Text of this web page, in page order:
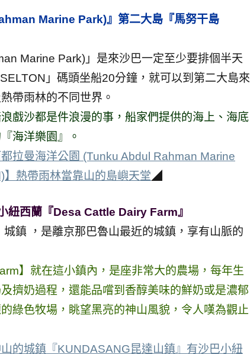
Marine Park)』第二大島『馬努干島
Marine Park)」是來沙巴一定至少要排個半天
」碼頭坐船20分鐘，就可以到第二大島來
帶雨林的不同世界。
戲沙都是件浪漫的事，船家們提供的海上、海底
海洋樂園』。
拉曼海洋公園 (Tunku Abdul Rahman Marine
熱帶雨林當靠山的島嶼天堂◢
西蘭『Desa Cattle Dairy Farm』
鎮 ，是離京那巴魯山最近的城鎮，享有山脈的
】就在這小鎮內，是座非常大的農場，每年生
擠奶過程，還能品嚐到香醇美味的鮮奶或是濃郁
綠色牧場，眺望黑亮的神山風貌，令人嘆為觀止
的城鎮『KUNDASANG昆達山鎮』有沙巴小紐